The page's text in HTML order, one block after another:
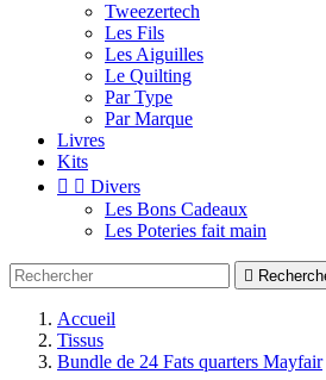
Tweezertech
Les Fils
Les Aiguilles
Le Quilting
Par Type
Par Marque
Livres
Kits
  Divers
Les Bons Cadeaux
Les Poteries fait main

Accueil
Tissus
Bundle de 24 Fats quarters Mayfair